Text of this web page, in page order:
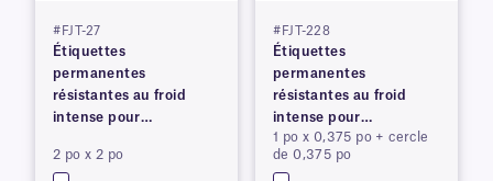
#FJT-27
Étiquettes
permanentes
résistantes au froid
intense pour
thermique
2 po x 2 po
#FJT-228
Étiquettes
permanentes
résistantes au froid
intense pour
imprimantes à transfert
thermique
1 po x 0,375 po + cercle
de 0,375 po